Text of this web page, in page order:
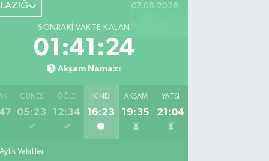
07.08.2026
SONRAKI VAKTE KALAN
01:41:23
Akşam Namazı
GÜNEŞ
05:23
ÖĞLE
12:34
İKINDI
16:23
AKŞAM
19:35
YATSI
21:04
Aylık Vakitler